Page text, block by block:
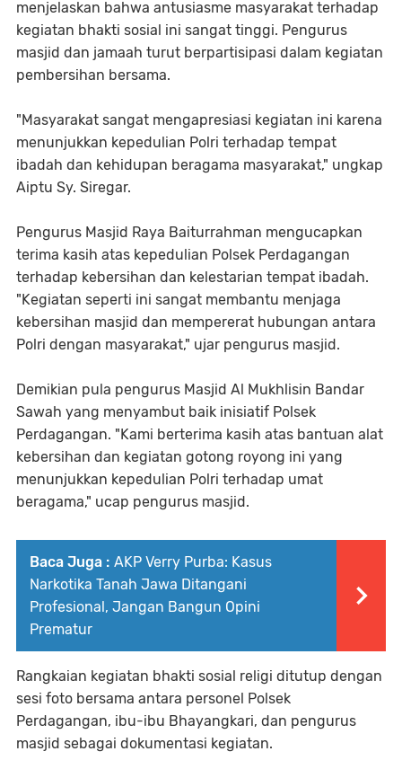
menjelaskan bahwa antusiasme masyarakat terhadap
kegiatan bhakti sosial ini sangat tinggi. Pengurus
masjid dan jamaah turut berpartisipasi dalam kegiatan
pembersihan bersama.
"Masyarakat sangat mengapresiasi kegiatan ini karena
menunjukkan kepedulian Polri terhadap tempat
ibadah dan kehidupan beragama masyarakat," ungkap
Aiptu Sy. Siregar.
Pengurus Masjid Raya Baiturrahman mengucapkan
terima kasih atas kepedulian Polsek Perdagangan
terhadap kebersihan dan kelestarian tempat ibadah.
"Kegiatan seperti ini sangat membantu menjaga
kebersihan masjid dan mempererat hubungan antara
Polri dengan masyarakat," ujar pengurus masjid.
Demikian pula pengurus Masjid Al Mukhlisin Bandar
Sawah yang menyambut baik inisiatif Polsek
Perdagangan. "Kami berterima kasih atas bantuan alat
kebersihan dan kegiatan gotong royong ini yang
menunjukkan kepedulian Polri terhadap umat
beragama," ucap pengurus masjid.
Baca Juga : AKP Verry Purba: Kasus
Narkotika Tanah Jawa Ditangani
Profesional, Jangan Bangun Opini
Prematur
Rangkaian kegiatan bhakti sosial religi ditutup dengan
sesi foto bersama antara personel Polsek
Perdagangan, ibu-ibu Bhayangkari, dan pengurus
masjid sebagai dokumentasi kegiatan.